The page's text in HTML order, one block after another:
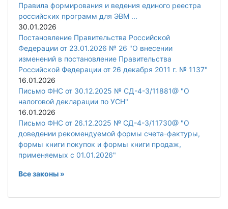
Правила формирования и ведения единого реестра
российских программ для ЭВМ ...
30.01.2026
Постановление Правительства Российской
Федерации от 23.01.2026 № 26 "О внесении
изменений в постановление Правительства
Российской Федерации от 26 декабря 2011 г. № 1137"
16.01.2026
Письмо ФНС от 30.12.2025 № СД-4-3/11881@ "О
налоговой декларации по УСН"
16.01.2026
Письмо ФНС от 26.12.2025 № СД-4-3/11730@ "О
доведении рекомендуемой формы счета-фактуры,
формы книги покупок и формы книги продаж,
применяемых с 01.01.2026"
Все законы »